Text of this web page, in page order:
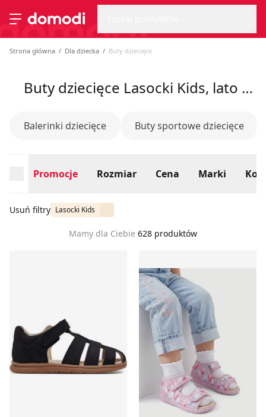
Przełącz menu
Strona główna
Strona główna Dla dziecka Buty dziecięce
Buty dziecięce Lasocki Kids, lato 2026
Balerinki dziecięce Buty sportowe dziecięce
Promocje Rozmiar Cena Marki
Usuń filtry Lasocki Kids
Mamy dla Ciebie 628 produktów